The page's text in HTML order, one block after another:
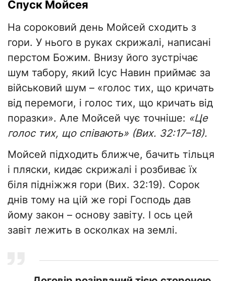
Спуск Мойсея
На сороковий день Мойсей сходить з
гори. У нього в руках скрижалі, написані
перстом Божим. Внизу його зустрічає
шум табору, який Ісус Навин приймає за
військовий шум – «голос тих, що кричать
від перемоги, і голос тих, що кричать від
поразки». Але Мойсей чує точніше: «Це
голос тих, що співають» (Вих. 32:17–18).
Мойсей підходить ближче, бачить тільця
і пляски, кидає скрижалі і розбиває їх
біля підніжжя гори (Вих. 32:19). Сорок
днів тому на цій же горі Господь дав
йому закон – основу завіту. І ось цей
завіт лежить в осколках на землі.